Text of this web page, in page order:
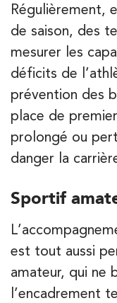
Régulièrement,
de saison, des
mesurer les
déficits de
prévention des
place de
prolongé ou
danger la
Sportif
est tout aussi
amateur, qui ne
l’encadrement
IK Paris 7
199 Bd
199 Bd
01 43 25
PRENEZ RDV
1 Rue
1 Rue
01 43 50